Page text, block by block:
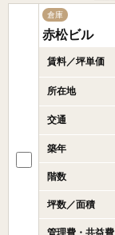
倉庫
赤松ビル
賃料／坪単価
所在地
交通
築年
階数
坪数／面積
管理費・共益費